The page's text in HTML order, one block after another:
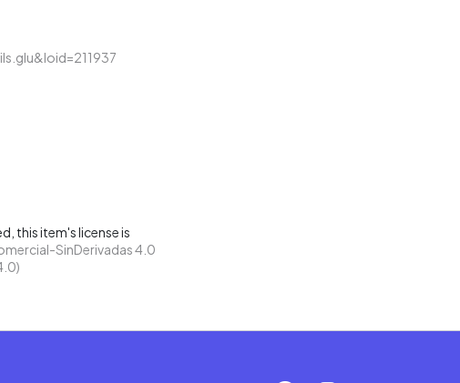
this item's license is
SinDerivadas 4.0